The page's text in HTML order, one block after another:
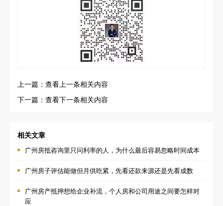
上一篇：查看上一条相关内容
下一篇：查看下一条相关内容
相关文章
广州房抵咨询里只问利率的人，为什么最后容易忽略时间成本
广州房子评估能做但月供吃紧，先看还款来源还是先看成数
广州房产抵押想给企业补流，个人房和公司用途之间要怎样对
应